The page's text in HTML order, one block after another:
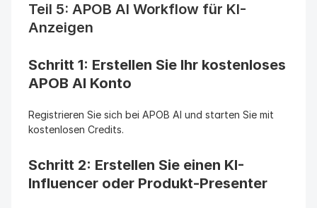
Teil 5: APOB AI Workflow für KI-
Anzeigen
Schritt 1: Erstellen Sie Ihr kostenloses
APOB AI Konto
Registrieren Sie sich bei APOB AI und starten Sie mit
kostenlosen Credits.
Schritt 2: Erstellen Sie einen KI-
Influencer oder Produkt-Presenter